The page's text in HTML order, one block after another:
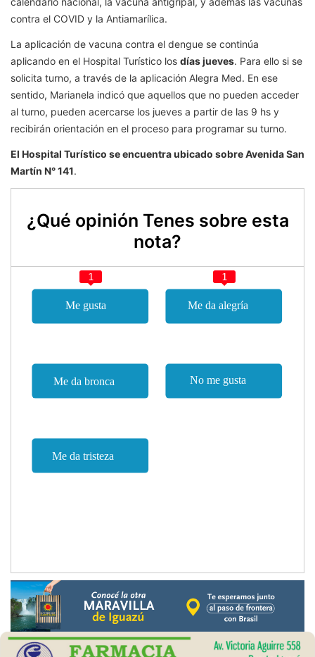
contra el COVID y la Antiamarílica.
La aplicación de vacuna contra el dengue se continúa
aplicando en el Hospital Turístico los días jueves. Para ello si se
solicita turno, a través de la aplicación Alegra Med. En ese
sentido, Marianela indicó que aquellos que no pueden acceder
al turno, pueden acercarse los jueves a partir de las 9 hs y
recibirán orientación en el proceso para programar su turno.
El Hospital Turístico se encuentra ubicado sobre Avenida San
Martín N° 141.
¿Qué opinión Tenes sobre esta
nota?
1 1